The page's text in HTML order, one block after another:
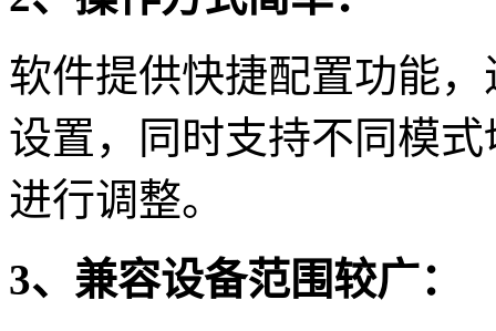
软件提供快捷配置功能
设置，同时支持不同模
进行调整。
3、兼容设备范围较广：